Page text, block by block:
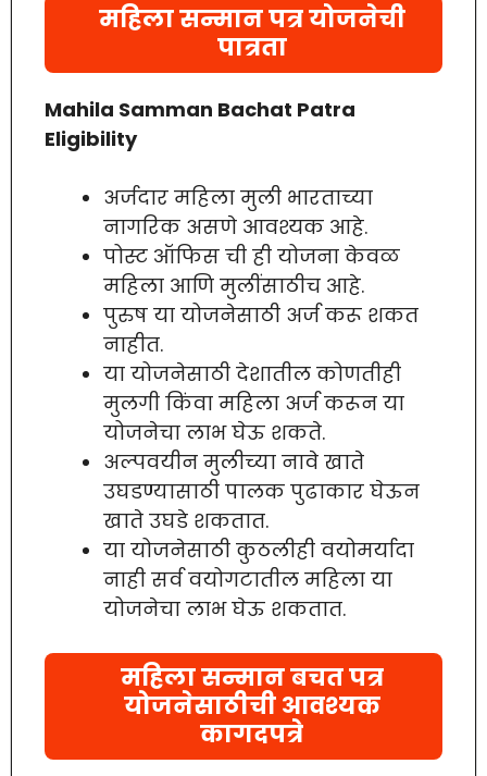
महिला सन्मान पत्र योजनेची
पात्रता
Mahila Samman Bachat Patra
Eligibility
अर्जदार महिला मुली भारताच्या
नागरिक असणे आवश्यक आहे.
पोस्ट ऑफिस ची ही योजना केवळ
महिला आणि मुलींसाठीच आहे.
पुरुष या योजनेसाठी अर्ज करू शकत
नाहीत.
या योजनेसाठी देशातील कोणतीही
मुलगी किंवा महिला अर्ज करून या
योजनेचा लाभ घेऊ शकते.
अल्पवयीन मुलीच्या नावे खाते
उघडण्यासाठी पालक पुढाकार घेऊन
खाते उघडे शकतात.
या योजनेसाठी कुठलीही वयोमर्यादा
नाही सर्व वयोगटातील महिला या
योजनेचा लाभ घेऊ शकतात.
महिला सन्मान बचत पत्र
योजनेसाठीची आवश्यक
कागदपत्रे